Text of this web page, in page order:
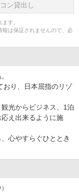
ン貸出し
す。
は保証されませんので、必
おり、日本屈指のリゾ
光からビジネス、1泊
え出来るように施
心やすらぐひととき